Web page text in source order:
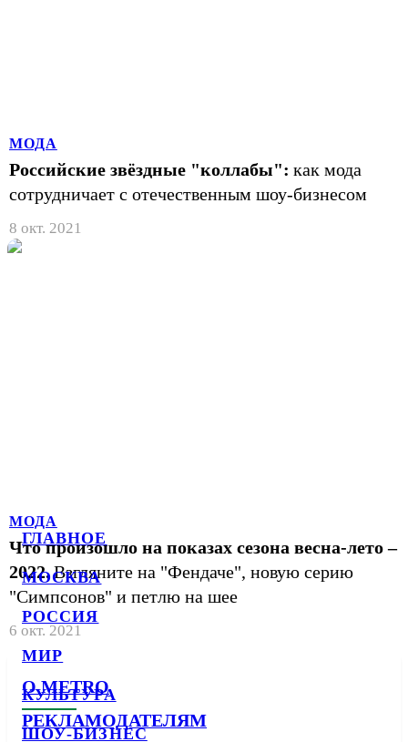
ГЛАВНОЕ
МОСКВА
РОССИЯ
МИР
КУЛЬТУРА
ШОУ-БИЗНЕС
МОДА
Российские звёздные "коллабы": как мода
сотрудничает с отечественным шоу-бизнесом
8 окт. 2021
МОДА
Что произошло на показах сезона весна-лето –
2022.Взгляните на "Фендаче", новую серию
"Симпсонов" и петлю на шее
6 окт. 2021
О METRO
РЕКЛАМОДАТЕЛЯМ